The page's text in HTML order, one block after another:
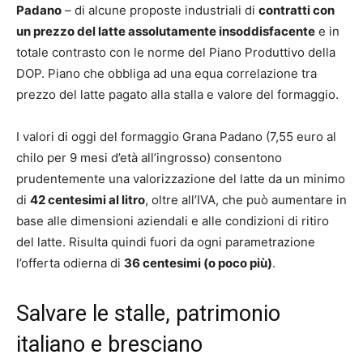
Padano – di alcune proposte industriali di contratti con
un prezzo del latte assolutamente insoddisfacente e in
totale contrasto con le norme del Piano Produttivo della
DOP. Piano che obbliga ad una equa correlazione tra
prezzo del latte pagato alla stalla e valore del formaggio.
I valori di oggi del formaggio Grana Padano (7,55 euro al
chilo per 9 mesi d’età all’ingrosso) consentono
prudentemente una valorizzazione del latte da un minimo
di 42 centesimi al litro, oltre all’IVA, che può aumentare in
base alle dimensioni aziendali e alle condizioni di ritiro
del latte. Risulta quindi fuori da ogni parametrazione
l’offerta odierna di 36 centesimi (o poco più).
Salvare le stalle, patrimonio
italiano e bresciano